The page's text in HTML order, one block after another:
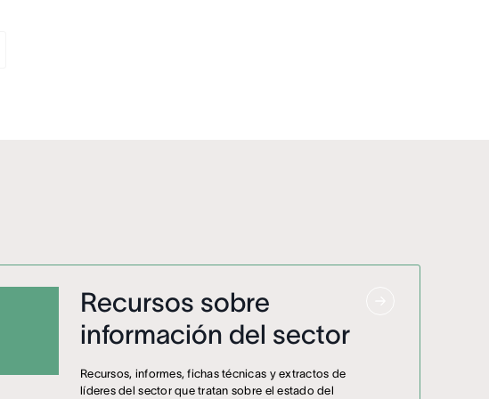
Recursos sobre
información del sector
Recursos, informes, fichas técnicas y extractos de
líderes del sector que tratan sobre el estado del